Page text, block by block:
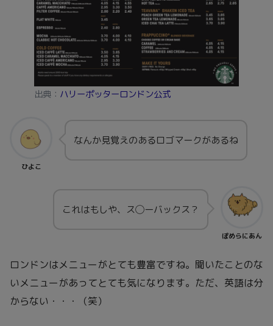
出典： ハリーポッターロンドン公式
ひよこ
なんか見覚えのあるロゴマークがあるね
ぽめらにあん
これはもしや、ス◯ーバックス？
ロンドンはメニューがとても豊富ですね。聞いたことのな
いメニューがあってとても気になります。ただ、英語は分
からない・・・（笑）